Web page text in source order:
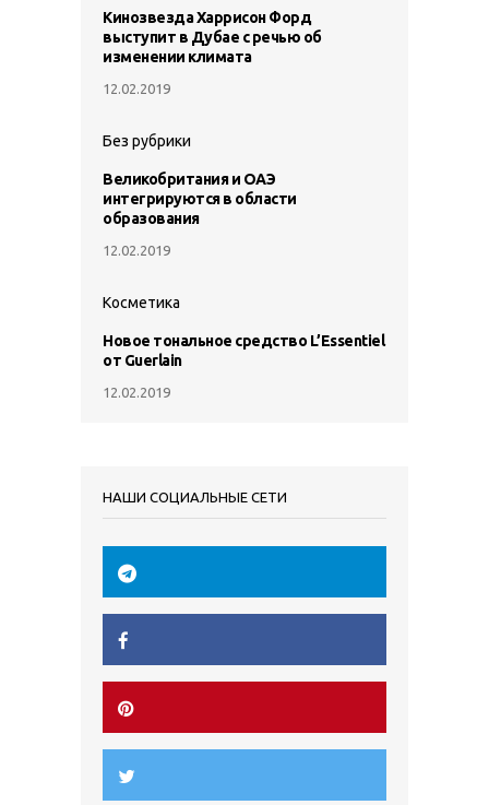
Кинозвезда Харрисон Форд
выступит в Дубае с речью об
изменении климата
12.02.2019
Без рубрики
Великобритания и ОАЭ
интегрируются в области
образования
12.02.2019
Косметика
Новое тональное средство L’Essentiel
от Guerlain
12.02.2019
НАШИ СОЦИАЛЬНЫЕ СЕТИ